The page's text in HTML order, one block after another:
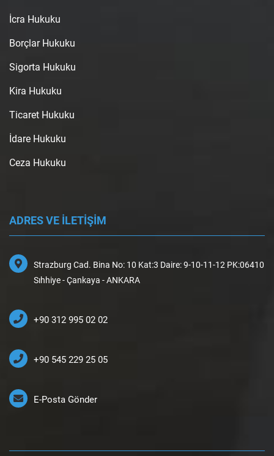
İcra Hukuku
Borçlar Hukuku
Sigorta Hukuku
Kira Hukuku
Ticaret Hukuku
İdare Hukuku
Ceza Hukuku
ADRES VE İLETİŞİM
Strazburg Cad. Bina No: 10 Kat:3 Daire: 9-10-11-12 PK:06410
Sıhhiye - Çankaya - ANKARA
+90 312 995 02 02
+90 545 229 25 05
E-Posta Gönder